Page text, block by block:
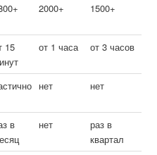
2000+ 1500+
15
от 1 часа от 3 часов
нет нет
в
нет
раз в
квартал